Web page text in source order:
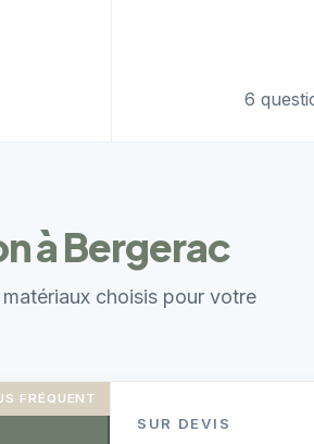
6
à Bergerac
choisis pour votre
FRÉQUENT
SUR DEVIS